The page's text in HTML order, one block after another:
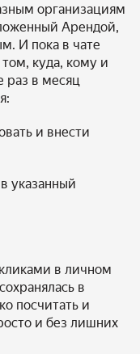
организациям
Арендой,
И пока в чате
куда, кому и
раз в месяц
и внести
указанный
в личном
в
посчитать и
и без лишних